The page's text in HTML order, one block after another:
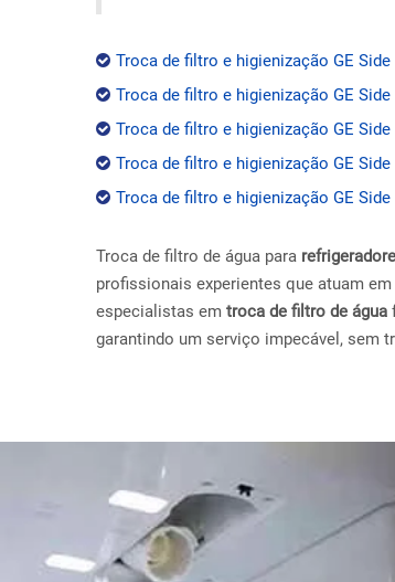
Troca de filtro e higienização GE
Troca de filtro e higienização GE
Troca de filtro e higienização GE Side
Troca de filtro e higienização GE
Troca de filtro e higienização GE
Troca de filtro de água para
profissionais experientes que atuam
especialistas em troca de filtro de água
garantindo um serviço impecável, sem